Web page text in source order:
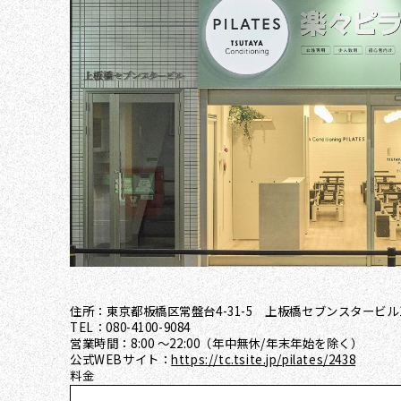
住所：東京都板橋区常盤台4-31-5 上板橋セブンスタービ
TEL：080-4100-9084
営業時間：8:00 ～22:00（年中無休/年末年始を除く）
公式WEBサイト：https://tc.tsite.jp/pilates/2438
料金